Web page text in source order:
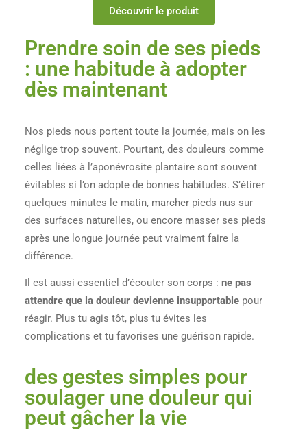
Découvrir le produit
Prendre soin de ses pieds
: une habitude à adopter
dès maintenant
Nos pieds nous portent toute la journée, mais on les
néglige trop souvent. Pourtant, des douleurs comme
celles liées à l’aponévrosite plantaire sont souvent
évitables si l’on adopte de bonnes habitudes. S’étirer
quelques minutes le matin, marcher pieds nus sur
des surfaces naturelles, ou encore masser ses pieds
après une longue journée peut vraiment faire la
différence.
Il est aussi essentiel d’écouter son corps :ne pas
attendre que la douleur devienne insupportable pour
réagir. Plus tu agis tôt, plus tu évites les
complications et tu favorises une guérison rapide.
des gestes simples pour
soulager une douleur qui
peut gâcher la vie